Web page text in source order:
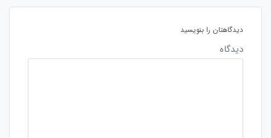
دیدگاهتان را بنویسید
دیدگاه